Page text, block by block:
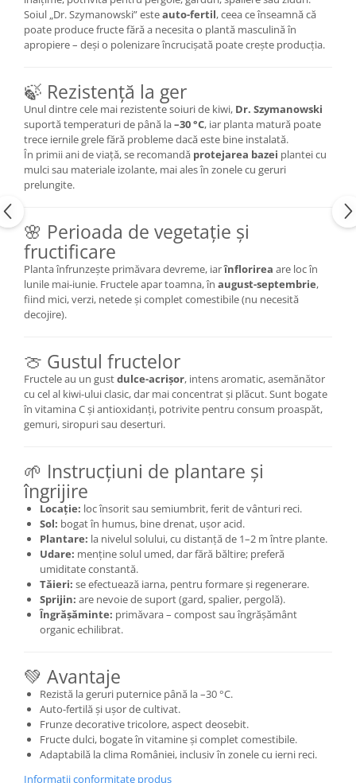
Soiul „Dr. Szymanowski” esteauto-fertil, ceea ce înseamnă că
poate produce fructe fără a necesita o plantă masculină în
apropiere – deși o polenizare încrucișată poate crește producția.
🍃 Rezistență la ger
Unul dintre cele mai rezistente soiuri de kiwi, Dr. Szymanowski
suportă temperaturi de până la–30 °C, iar planta matură poate
trece iernile grele fără probleme dacă este bine instalată.
În primii ani de viață, se recomandă protejarea bazei plantei cu
mulci sau materiale izolante, mai ales în zonele cu geruri
prelungite.
🌸 Perioada de vegetație și
fructificare
Planta înfrunzește primăvara devreme, iarînflorirea are loc în
lunile mai-iunie. Fructele apar toamna, în august-septembrie,
fiind mici, verzi, netede și complet comestibile (nu necesită
decojire).
🍈 Gustul fructelor
Fructele au un gustdulce-acrișor, intens aromatic, asemănător
cu cel al kiwi-ului clasic, dar mai concentrat și plăcut. Sunt bogate
în vitamina C și antioxidanți, potrivite pentru consum proaspăt,
gemuri, siropuri sau deserturi.
🌱 Instrucțiuni de plantare și
îngrijire
Locație: loc însorit sau semiumbrit, ferit de vânturi reci.
Sol: bogat în humus, bine drenat, ușor acid.
Plantare: la nivelul solului, cu distanță de 1–2 m între plante.
Udare: menține solul umed, dar fără băltire; preferă
umiditate constantă.
Tăieri: se efectuează iarna, pentru formare și regenerare.
Sprijin: are nevoie de suport (gard, spalier, pergolă).
Îngrășăminte: primăvara – compost sau îngrășământ
organic echilibrat.
💚 Avantaje
Rezistă la geruri puternice până la –30 °C.
Auto-fertilă și ușor de cultivat.
Frunze decorative tricolore, aspect deosebit.
Fructe dulci, bogate în vitamine și complet comestibile.
Adaptabilă la clima României, inclusiv în zonele cu ierni reci.
Informatii conformitate produs